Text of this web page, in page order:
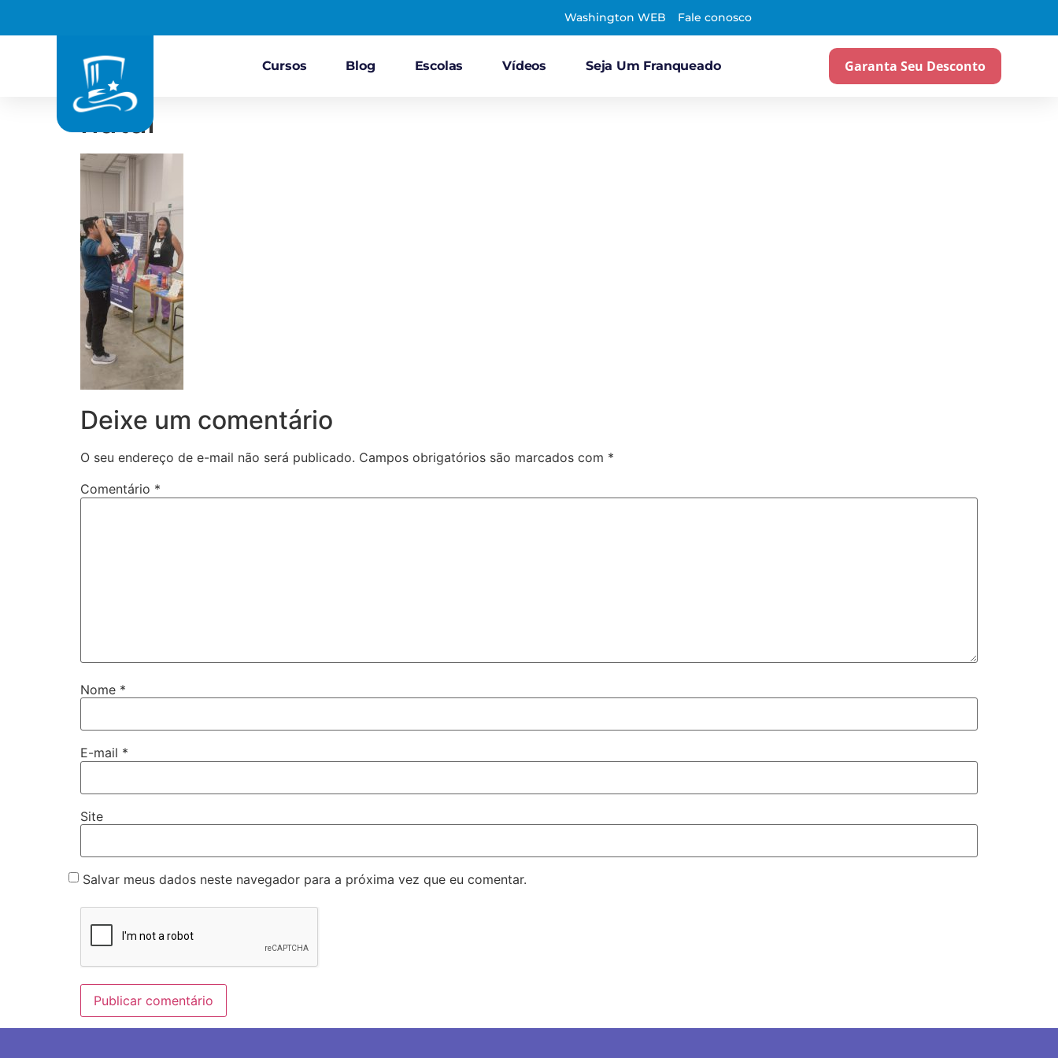
Washington WEB Fale conosco
Cursos Blog Escolas Vídeos Seja Um Franqueado Garanta Seu Desconto
natal
Deixe um comentário
O seu endereço de e-mail não será publicado. Campos obrigatórios são marcados com *
Comentário *
Nome *
E-mail *
Site
Salvar meus dados neste navegador para a próxima vez que eu comentar.